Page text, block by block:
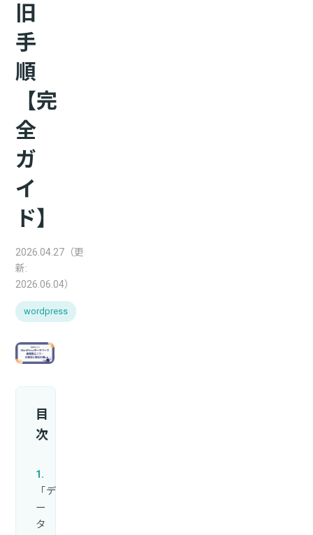
旧
手
順
【完
全
ガ
イ
ド】
2026.04.27（更
新:
2026.06.04）
wordpress
目
次
「デ
ー
タ